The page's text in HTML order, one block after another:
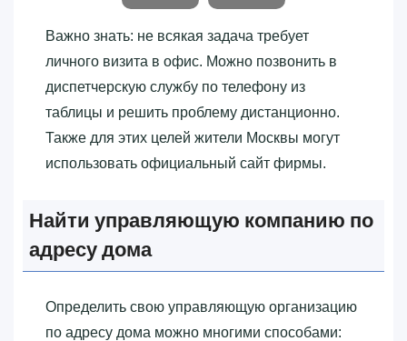
Важно знать: не всякая задача требует
личного визита в офис. Можно позвонить в
диспетчерскую службу по телефону из
таблицы и решить проблему дистанционно.
Также для этих целей жители Москвы могут
использовать официальный сайт фирмы.
Найти управляющую компанию по
адресу дома
Определить свою управляющую организацию
по адресу дома можно многими способами: